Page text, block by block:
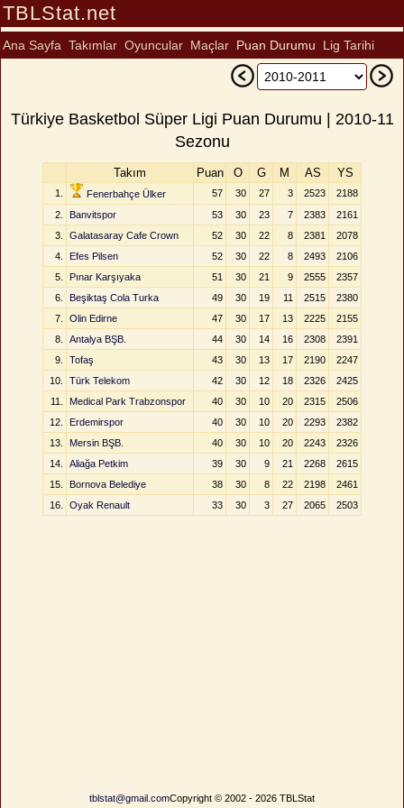
TBLStat.net
Ana Sayfa Takımlar Oyuncular Maçlar Puan Durumu Lig Tarihi
Türkiye Basketbol Süper Ligi Puan Durumu | 2010-11
Sezonu
Takım Puan O G M AS YS
1. Fenerbahçe Ülker 57 30 27 3 2523
2188
2.
Banvitspor 53 30 23 7 2383
2161
3.
Galatasaray Cafe Crown 52 30 22 8 2381
2078
4.
Efes Pilsen 52 30 22 8 2493
2106
5.
Pınar Karşıyaka 51 30 21 9 2555
2357
6.
Beşiktaş Cola Turka 49 30 19 11 2515
2380
7.
Olin Edirne 47 30 17 13 2225
2155
8.
Antalya BŞB. 44 30 14 16 2308
2391
9.
Tofaş 43 30 13 17 2190
2247
10.
Türk Telekom 42 30 12 18 2326
2425
11.
Medical Park Trabzonspor 40 30 10 20 2315
2506
12.
Erdemirspor 40 30 10 20 2293
2382
13.
Mersin BŞB. 40 30 10 20 2243
2326
14.
Aliağa Petkim 39 30 9 21 2268
2615
15.
Bornova Belediye 38 30 8 22 2198
2461
16.
Oyak Renault 33 30 3 27 2065 2503
tblstat@gmail.comCopyright © 2002 - 2026 TBLStat